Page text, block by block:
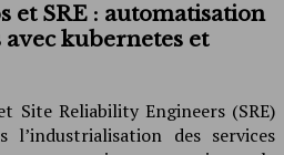
et SRE : automatisation
kubernetes et
Site Reliability Engineers (SRE)
des services